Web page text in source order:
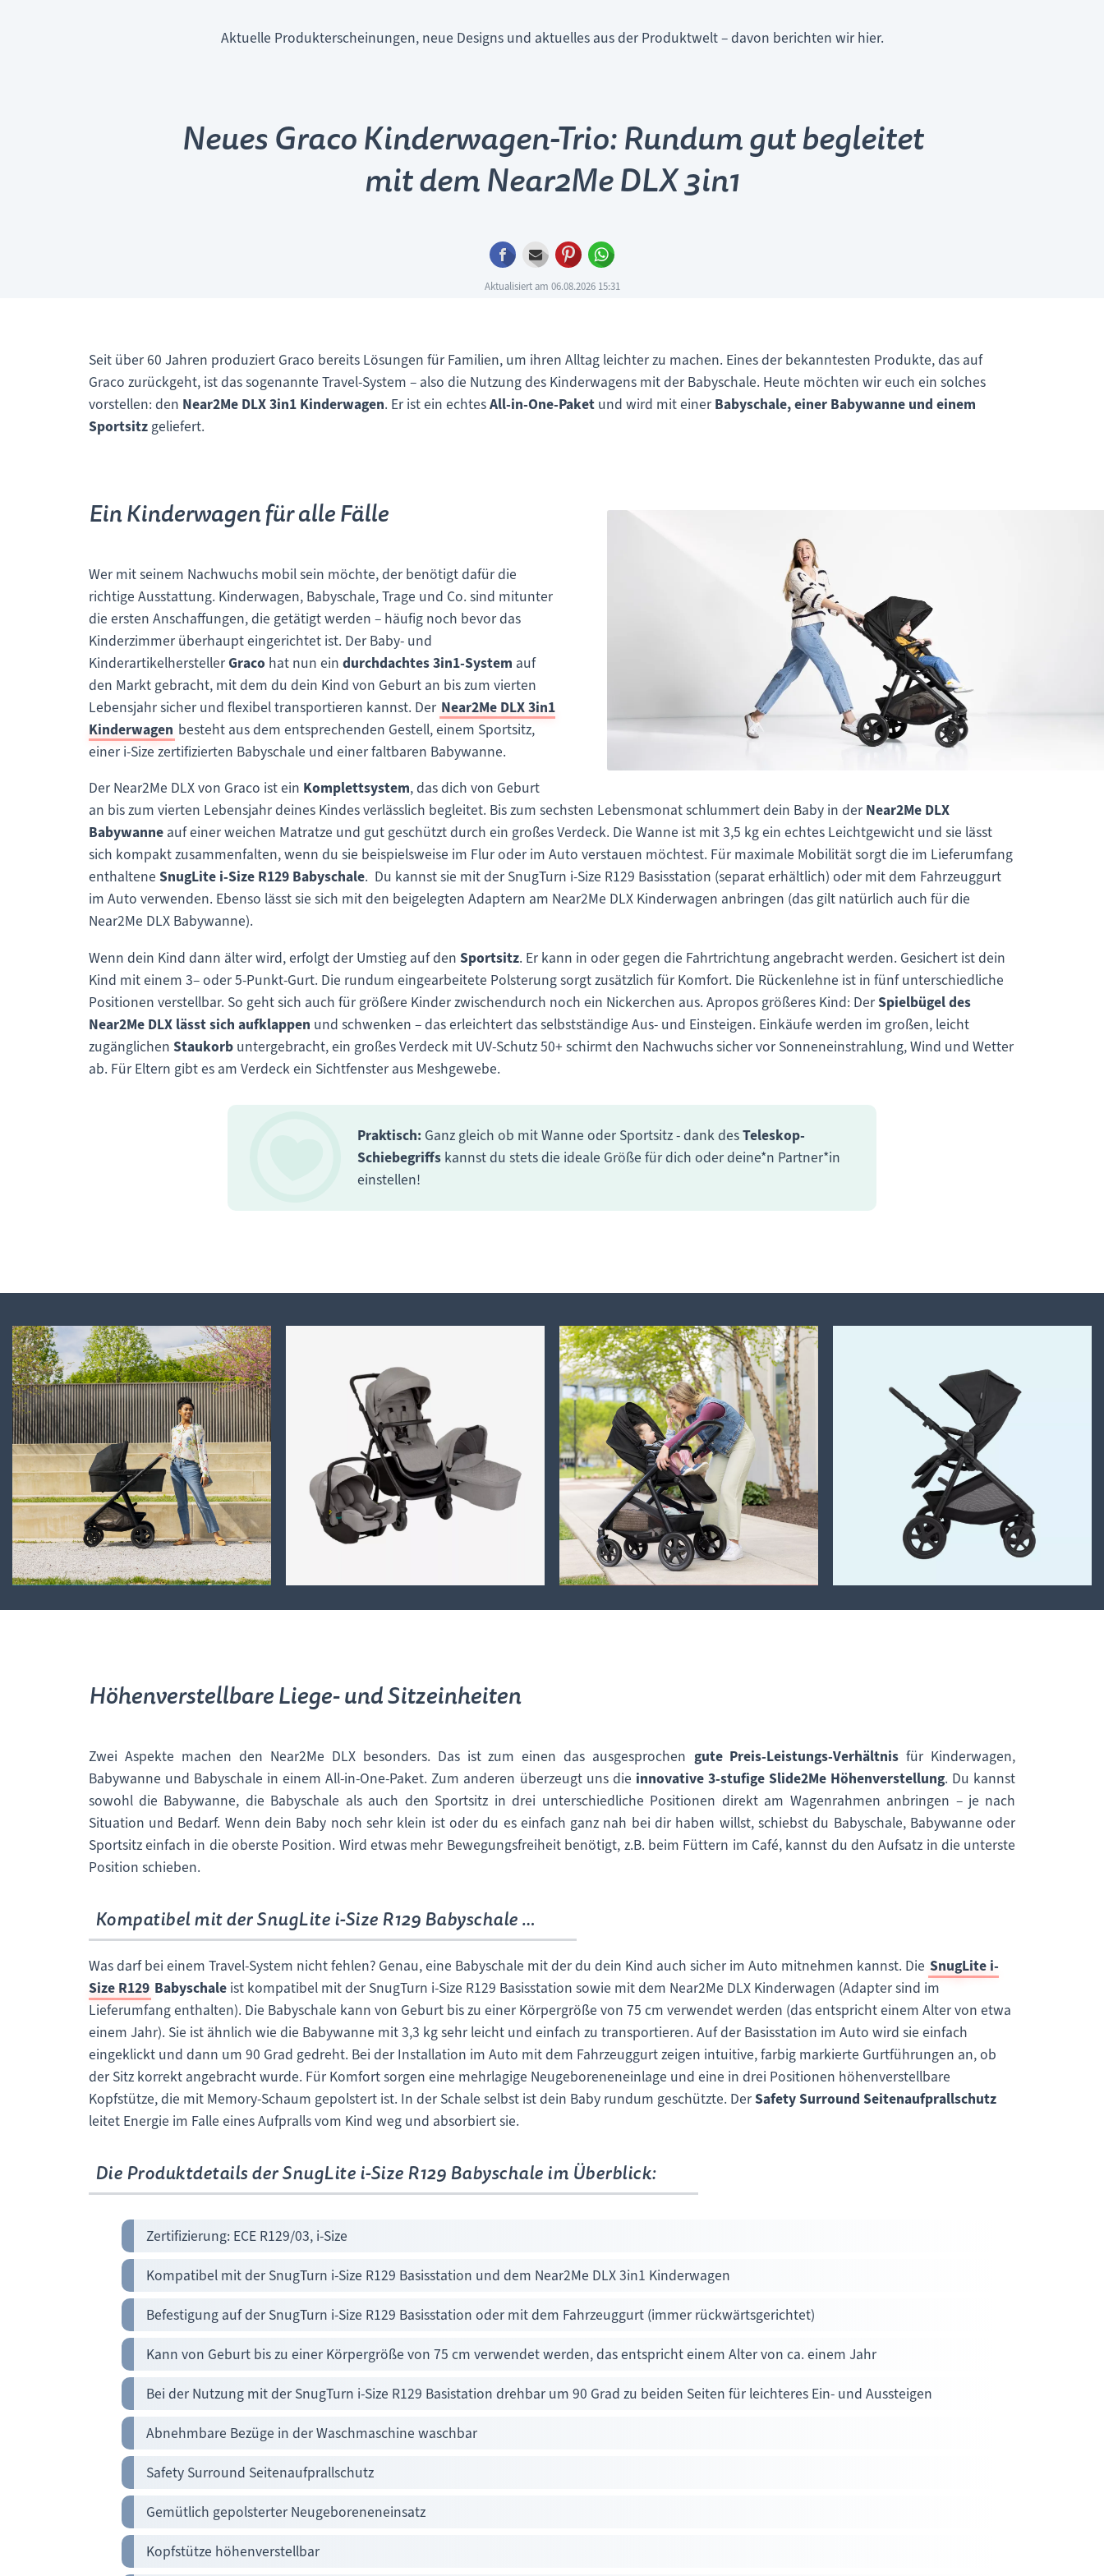
Aktuelle Produkterscheinungen, neue Designs und aktuelles aus der Produktwelt – davon berichten wir hier.
Neues Graco Kinderwagen-Trio: Rundum gut begleitet
mit dem Near2Me DLX 3in1
Facebook
E-mail Pinterest
Aktualisiert am 06.08.2026 15:31
Seit über 60 Jahren produziert Graco bereits Lösungen für Familien, um ihren Alltag leichter zu machen. Eines der bekanntesten Produkte, das auf
Graco zurückgeht, ist das sogenannte Travel-System – also die Nutzung des Kinderwagens mit der Babyschale. Heute möchten wir euch ein solches
vorstellen: den Near2Me DLX 3in1 Kinderwagen. Er ist ein echtesAll-in-One-Paketund wird mit einer Babyschale, einer Babywanne und einem
Sportsitzgeliefert.
Ein Kinderwagen für alle Fälle
Wer mit seinem Nachwuchs mobil sein möchte, der benötigt dafür die
richtige Ausstattung. Kinderwagen, Babyschale, Trage und Co. sind mitunter
die ersten Anschaffungen, die getätigt werden – häufig noch bevor das
Kinderzimmer überhaupt eingerichtet ist. Der Baby- und
KinderartikelherstellerGraco hat nun ein durchdachtes 3in1-System auf
den Markt gebracht, mit dem du dein Kind von Geburt an bis zum vierten
Lebensjahr sicher und flexibel transportieren kannst. Der Near2Me DLX 3in1
Kinderwagen besteht aus dem entsprechenden Gestell, einem Sportsitz,
einer i-Size zertifizierten Babyschale und einer faltbaren Babywanne.
Der Near2Me DLX von Graco ist ein Komplettsystem, das dich von Geburt
an bis zum vierten Lebensjahr deines Kindes verlässlich begleitet. Bis zum sechsten Lebensmonat schlummert dein Baby in der Near2MeDLX
Babywanneauf einer weichen Matratze und gut geschützt durch ein großes Verdeck. Die Wanne ist mit 3,5 kg ein echtes Leichtgewicht und sie lässt
sich kompakt zusammenfalten, wenn du sie beispielsweise im Flur oder im Auto verstauen möchtest. Für maximale Mobilität sorgt die im Lieferumfang
enthaltene SnugLite i-Size R129 Babyschale. Du kannst sie mit der SnugTurn i-Size R129 Basisstation (separat erhältlich) oder mit dem Fahrzeuggurt
im Auto verwenden. Ebenso lässt sie sich mit den beigelegten Adaptern am Near2Me DLX Kinderwagen anbringen (das gilt natürlich auch für die
Near2Me DLX Babywanne).
Wenn dein Kind dann älter wird, erfolgt der Umstieg auf den Sportsitz. Er kann in oder gegen die Fahrtrichtung angebracht werden. Gesichert ist dein
Kind mit einem 3– oder 5-Punkt-Gurt. Die rundum eingearbeitete Polsterung sorgt zusätzlich für Komfort. Die Rückenlehne ist in fünf unterschiedliche
Positionen verstellbar. So geht sich auch für größere Kinder zwischendurch noch ein Nickerchen aus. Apropos größeres Kind: DerSpielbügel des
Near2Me DLX lässt sich aufklappen und schwenken – das erleichtert das selbstständige Aus- und Einsteigen. Einkäufe werden im großen, leicht
zugänglichen Staukorbuntergebracht, ein großes Verdeck mit UV-Schutz 50+ schirmt den Nachwuchs sicher vor Sonneneinstrahlung, Wind und Wetter
ab. Für Eltern gibt es am Verdeck ein Sichtfenster aus Meshgewebe.
Praktisch: Ganz gleich ob mit Wanne oder Sportsitz - dank desTeleskop-
Schiebegriffs kannst du stets die ideale Größe für dich oder deine*n Partner*in
einstellen!
Höhenverstellbare Liege- und Sitzeinheiten
Zwei Aspekte machen den Near2Me DLX besonders. Das ist zum einen das ausgesprochen gute Preis-Leistungs-Verhältnis für Kinderwagen,
Babywanne und Babyschale in einem All-in-One-Paket. Zum anderen überzeugt uns die innovative 3-stufige Slide2Me Höhenverstellung. Du kannst
sowohl die Babywanne, die Babyschale als auch den Sportsitz in drei unterschiedliche Positionen direkt am Wagenrahmen anbringen – je nach
Situation und Bedarf. Wenn dein Baby noch sehr klein ist oder du es einfach ganz nah bei dir haben willst, schiebst du Babyschale, Babywanne oder
Sportsitz einfach in die oberste Position. Wird etwas mehr Bewegungsfreiheit benötigt, z.B. beim Füttern im Café, kannst du den Aufsatz in die unterste
Position schieben.
Kompatibel mit der SnugLite i-Size R129 Babyschale …
Was darf bei einem Travel-System nicht fehlen? Genau, eine Babyschale mit der du dein Kind auch sicher im Auto mitnehmen kannst. Die SnugLite i-
Size R129 Babyschaleist kompatibel mit der SnugTurn i-Size R129 Basisstation sowie mit dem Near2Me DLX Kinderwagen (Adapter sind im
Lieferumfang enthalten). Die Babyschale kann von Geburt bis zu einer Körpergröße von 75 cm verwendet werden (das entspricht einem Alter von etwa
einem Jahr). Sie ist ähnlich wie die Babywanne mit 3,3 kg sehr leicht und einfach zu transportieren. Auf der Basisstation im Auto wird sie einfach
eingeklickt und dann um 90 Grad gedreht. Bei der Installation im Auto mit dem Fahrzeuggurt zeigen intuitive, farbig markierte Gurtführungen an, ob
der Sitz korrekt angebracht wurde. Für Komfort sorgen eine mehrlagige Neugeboreneneinlage und eine in drei Positionen höhenverstellbare
Kopfstütze, die mit Memory-Schaum gepolstert ist. In der Schale selbst ist dein Baby rundum geschützte. DerSafety Surround Seitenaufprallschutz
leitet Energie im Falle eines Aufpralls vom Kind weg und absorbiert sie.
Die Produktdetails der SnugLite i-Size R129 Babyschale im Überblick:
Zertifizierung: ECE R129/03, i-Size
Kompatibel mit der SnugTurn i-Size R129 Basisstation und dem Near2Me DLX 3in1 Kinderwagen
Befestigung auf der SnugTurn i-Size R129 Basisstation oder mit dem Fahrzeuggurt (immer rückwärtsgerichtet)
Kann von Geburt bis zu einer Körpergröße von 75 cm verwendet werden, das entspricht einem Alter von ca. einem Jahr
Bei der Nutzung mit der SnugTurn i-Size R129 Basistation drehbar um 90 Grad zu beiden Seiten für leichteres Ein- und Aussteigen
Abnehmbare Bezüge in der Waschmaschine waschbar
Safety Surround Seitenaufprallschutz
Gemütlich gepolsterter Neugeboreneneinsatz
Kopfstütze höhenverstellbar